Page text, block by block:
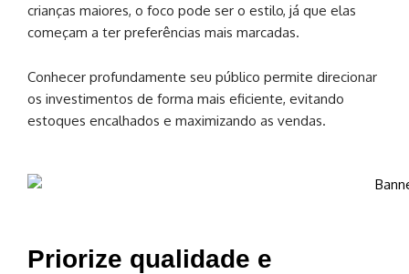
crianças maiores, o foco pode ser o estilo, já que elas
começam a ter preferências mais marcadas.
Conhecer profundamente seu público permite direcionar
os investimentos de forma mais eficiente, evitando
estoques encalhados e maximizando as vendas.
Priorize qualidade e